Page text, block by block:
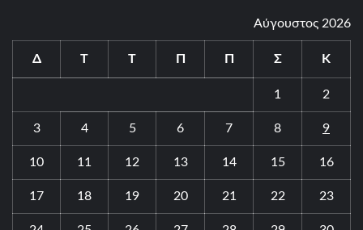
Αύγουστος 2026
Δ Τ Τ Π Π Σ Κ
1 2
3 4 5 6 7 8 9
10 11 12 13 14 15 16
17 18 19 20 21 22 23